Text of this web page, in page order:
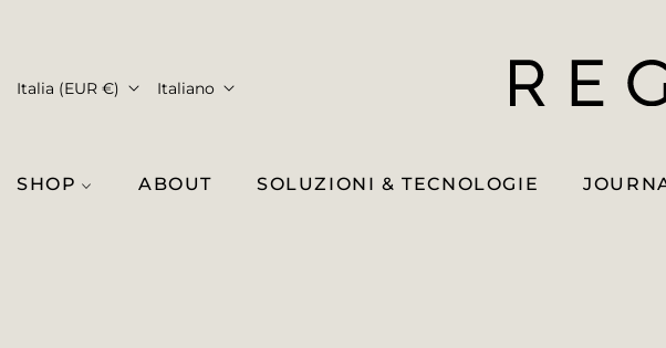
Italia (EUR €) Italiano
SHOP ABOUT SOLUZIONI & TECNOLOGIE